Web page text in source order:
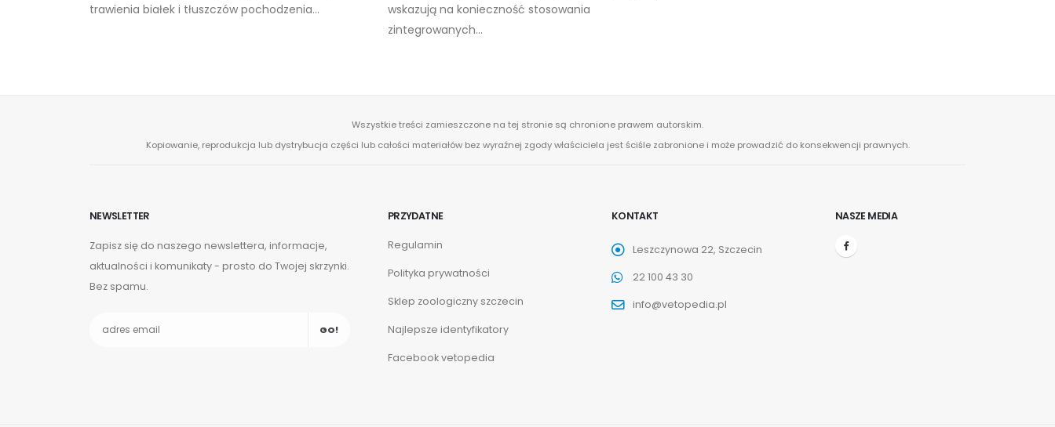
trawienia białek i tłuszczów pochodzenia...
wskazują na konieczność stosowania
zintegrowanych...
Wszystkie treści zamieszczone na tej stronie są chronione prawem autorskim.
Kopiowanie, reprodukcja lub dystrybucja części lub całości materiałów bez wyraźnej zgody właściciela jest ściśle zabronione i może prowadzić do konsekwencji prawnych.
NEWSLETTER
Zapisz się do naszego newslettera, informacje,
aktualności i komunikaty - prosto do Twojej skrzynki.
Bez spamu.
GO!
PRZYDATNE
Regulamin
Polityka prywatności
Sklep zoologiczny szczecin
Najlepsze identyfikatory
Facebook vetopedia
KONTAKT
Leszczynowa 22, Szczecin
22 100 43 30
info@vetopedia.pl
NASZE MEDIA